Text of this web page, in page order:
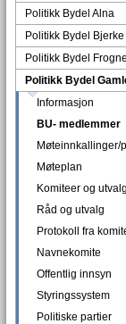
Politikk Bydel Alna
Politikk Bydel Bjerke
Politikk Bydel
Politikk Bydel
Informasjon
BU- medlemmer
Møteinnkallinger/
Møteplan
Komiteer og utvalg
Råd og utvalg
Protokoll fra
Navnekomite
Offentlig innsyn
Styringssystem
Politiske partier